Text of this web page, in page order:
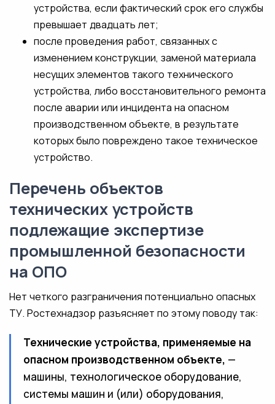
устройства, если фактический срок его службы
превышает двадцать лет;
после проведения работ, связанных с
изменением конструкции, заменой материала
несущих элементов такого технического
устройства, либо восстановительного ремонта
после аварии или инцидента на опасном
производственном объекте, в результате
которых было повреждено такое техническое
устройство.
Перечень объектов
технических устройств
подлежащие экспертизе
промышленной безопасности
на ОПО
Нет четкого разграничения потенциально опасных
ТУ. Ростехнадзор разъясняет по этому поводу так:
Технические устройства, применяемые на
опасном производственном объекте, —
машины, технологическое оборудование,
системы машин и (или) оборудования,